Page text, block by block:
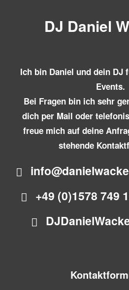
DJ Daniel
Ich bin Daniel und dein DJ
Events.
Bei Fragen bin ich sehr
dich per Mail oder
freue mich auf deine
stehende
+49 (0)1578 749